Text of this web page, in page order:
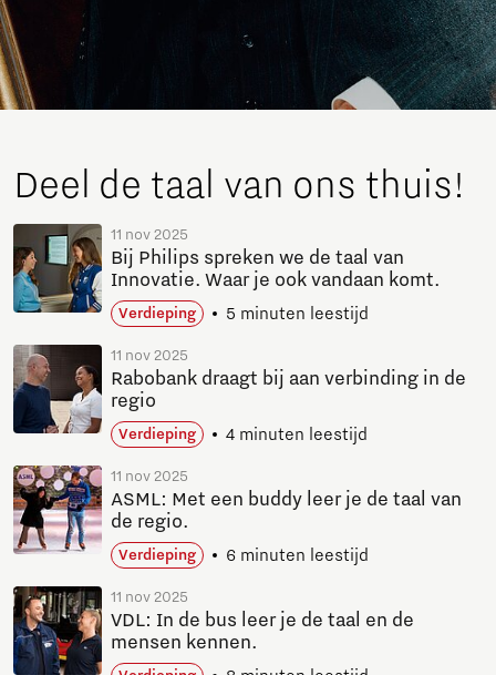
Deel de taal van ons thuis!
11 nov 2025
Bij Philips spreken we de taal van
Innovatie. Waar je ook vandaan komt.
Verdieping 5 minuten leestijd
11 nov 2025
Rabobank draagt bij aan verbinding in de
regio
Verdieping 4 minuten leestijd
11 nov 2025
ASML: Met een buddy leer je de taal van
de regio.
Verdieping 6 minuten leestijd
11 nov 2025
VDL: In de bus leer je de taal en de
mensen kennen.